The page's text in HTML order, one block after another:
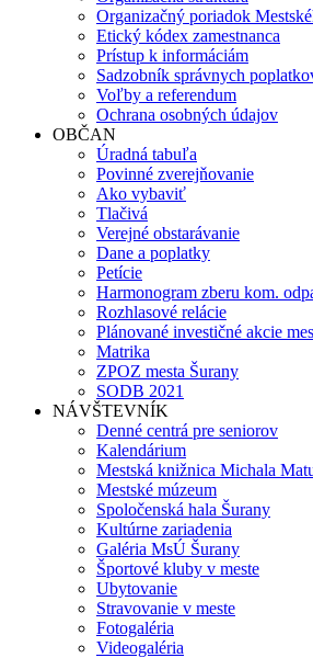
Organizačný poriadok
Etický kódex zamestnanca
Prístup k informáciám
Sadzobník správnych
Voľby a referendum
Ochrana osobných údajov
OBČAN
Úradná tabuľa
Povinné zverejňovanie
Ako vybaviť
Tlačivá
Verejné obstarávanie
Dane a poplatky
Petície
Harmonogram zberu kom.
Rozhlasové relácie
Plánované investičné akcie
Matrika
ZPOZ mesta Šurany
SODB 2021
NÁVŠTEVNÍK
Denné centrá pre seniorov
Kalendárium
Mestská knižnica Michala
Mestské múzeum
Spoločenská hala Šurany
Kultúrne zariadenia
Galéria MsÚ Šurany
Športové kluby v meste
Ubytovanie
Stravovanie v meste
Fotogaléria
Videogaléria